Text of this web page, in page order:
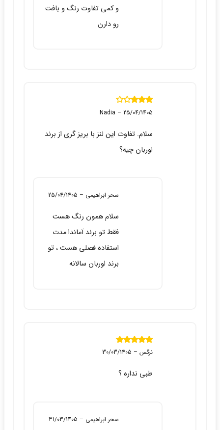
و کمی تفاوت رنگ و بافت
رو دارن
نمره3
از 5 Nadia – 25/04/1405
سلام. تفاوت این لنز با بریز گری از برند
اوربان چیه؟
سحر ابراهیمی –
25/04/1405
سلام همون رنگ هست
فقط تو برند آماندا مدت
استفاده فصلی هست ، تو
برند اوربان سالانه
نمره 5از 5 نرگس –
30/03/1405
طبی نداره ؟
سحر ابراهیمی –
31/03/1405